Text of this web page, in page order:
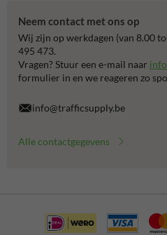
Neem contact met ons op
Wij zijn op werkdagen (van 8.00
495 473.
Vragen? Stuur een e-mail naar
formulier in en we reageren zo
info@trafficsupply.be
Alle contactgegevens